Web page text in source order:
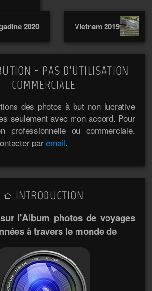
2020 Vietnam 2019
- PAS D’UTILISATION
COMMERCIALE
des photos à but non lucrative
seulement avec mon accord. Pour
professionnelle ou commerciale,
par email.
INTRODUCTION
l'Album photos de voyages
à travers le monde de